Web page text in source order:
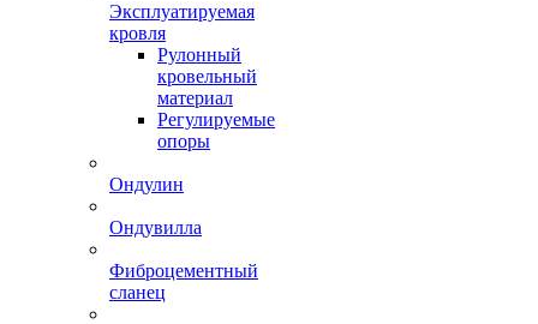
Эксплуатируемая
кровля
Рулонный
кровельный
материал
Регулируемые
опоры
Ондулин
Ондувилла
Фиброцементный
сланец